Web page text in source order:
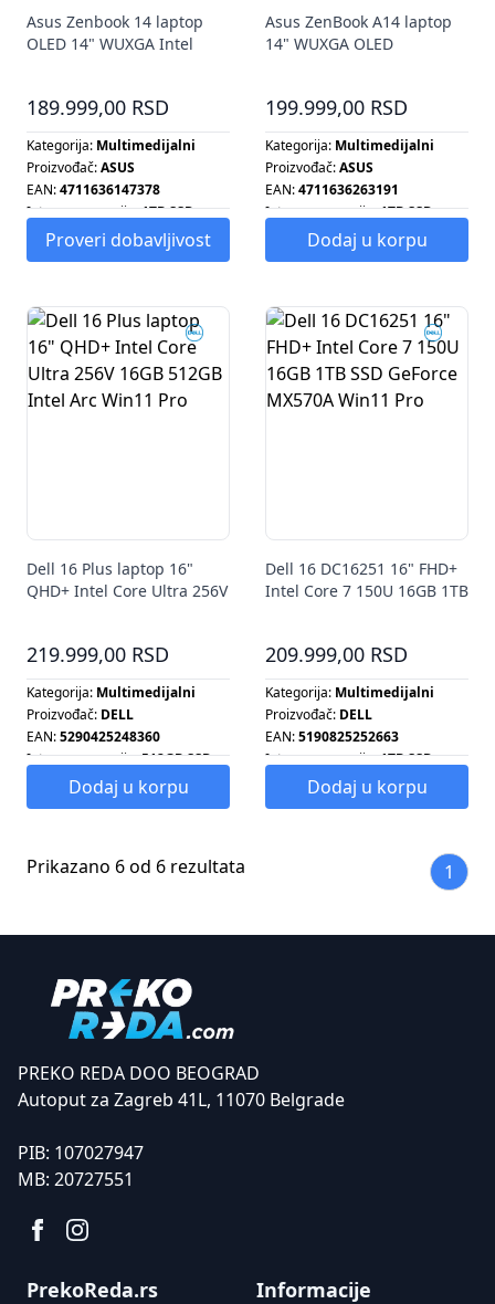
Asus Zenbook 14 laptop
OLED 14" WUXGA Intel
189.999,00 RSD
Kategorija: Multimedijalni
Proizvođač:ASUS
EAN:4711636147378
Interna memorija:1TB SSD
Ram memorija:16GB
Proveri dobavljivost
Asus ZenBook A14 laptop
14" WUXGA OLED
199.999,00 RSD
Kategorija: Multimedijalni
Proizvođač:ASUS
EAN:4711636263191
Interna memorija:1TB SSD
Ram memorija: 16GB
Dodaj u korpu
Dell 16 Plus laptop 16"
QHD+ Intel Core Ultra 256V
219.999,00 RSD
Kategorija: Multimedijalni
Proizvođač: DELL
EAN:5290425248360
Interna memorija:512GB SSD
Ram memorija: 16GB
Dodaj u korpu
Dell 16 DC16251 16" FHD+
Intel Core 7 150U 16GB 1TB
209.999,00 RSD
Kategorija: Multimedijalni
Proizvođač: DELL
EAN:5190825252663
Interna memorija:1TB SSD
Ram memorija: 16GB
Dodaj u korpu
Prikazano 6 od 6 rezultata 1
PREKO REDA DOO BEOGRAD
Autoput za Zagreb 41L, 11070 Belgrade
PIB: 107027947
MB: 20727551
PrekoReda.rs
Informacije